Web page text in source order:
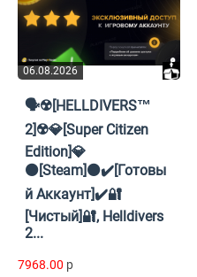
06.08.2026
🗣️☢️[HELLDIVERS™
2]☢️💎[Super Citizen
Edition]💎
⚫[Steam]⚫✔️[Готовы
й Аккаунт]✔️🔐
[Чистый]🔐, Helldivers
2...
7968.00 p